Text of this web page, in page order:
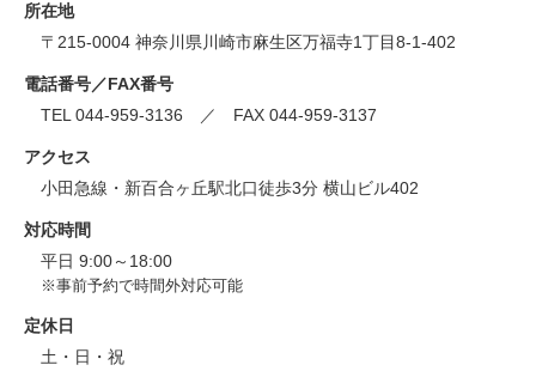
所在地
〒215-0004 神奈川県川崎市麻生区万福寺1丁目8-1-402
電話番号／FAX番号
TEL 044-959-3136 ／ FAX 044-959-3137
アクセス
小田急線・新百合ヶ丘駅北口徒歩3分 横山ビル402
対応時間
平日 9:00～18:00
※事前予約で時間外対応可能
定休日
土・日・祝